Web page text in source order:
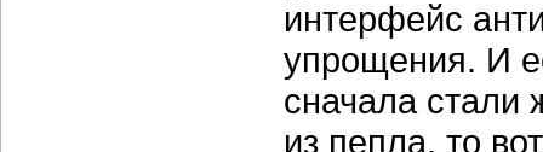
интерфейс
упрощения. И
сначала стали
из пепла, то